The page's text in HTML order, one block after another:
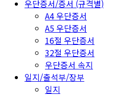
우단증서/증서 (규격별)
A4 우단증서
A5 우단증서
16절 우단증서
32절 우단증서
우단증서 속지
일지/출석부/장부
일지